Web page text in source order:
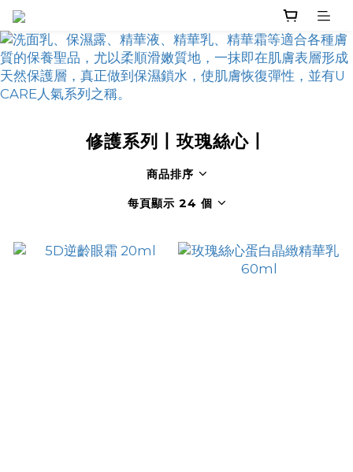
修護系列丨玫瑰絲心丨
商品排序
每頁顯示 24 個